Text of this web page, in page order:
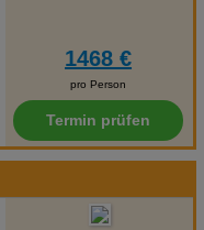
1468 €
pro Person
Termin prüfen